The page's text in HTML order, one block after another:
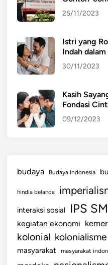
25/11/2023
Istri yang
Indah
30/11/2023
Kasih
Fondasi
09/12/2023
budaya Budaya Indonesia
hindia belanda
interaksi sosial IPS
kegiatan ekonomi
kolonial kolonialisme
masyarakat masyarakat